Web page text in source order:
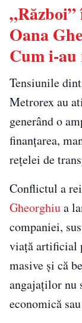
Oana
Cum i-
Tensiunile
Metrorex au
generând o
finanțarea,
rețelei de
Conflictul a
Gheorghiua
companiei,
viață artificial
masive și că
angajaților nu
economică